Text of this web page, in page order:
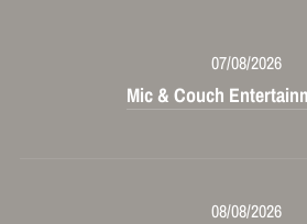
07/08/2026
Mic & Couch
08/08/2026